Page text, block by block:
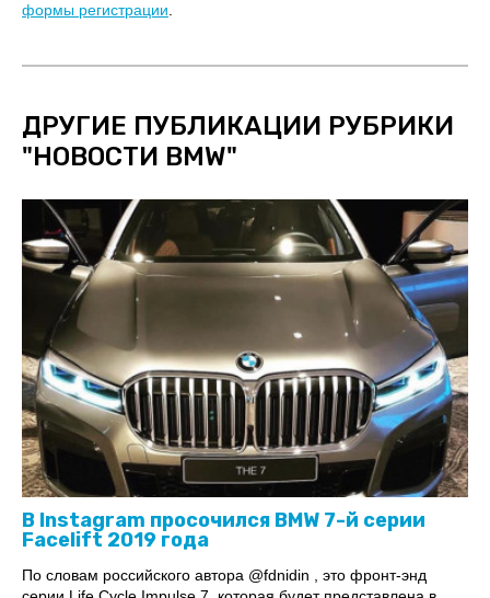
формы регистрации.
ДРУГИЕ ПУБЛИКАЦИИ РУБРИКИ
"НОВОСТИ BMW"
В Instagram просочился BMW 7-й серии
Facelift 2019 года
По словам российского автора @fdnidin , это фронт-энд